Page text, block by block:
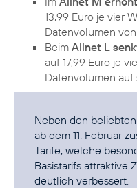
13,99 Euro je vier
Datenvolumen
Beim Allnet L
auf 17,99 Euro je
Datenvolumen auf
Neben den beliebten
ab dem 11. Februar
Tarife, welche
Basistarifs attraktive
deutlich verbessert.